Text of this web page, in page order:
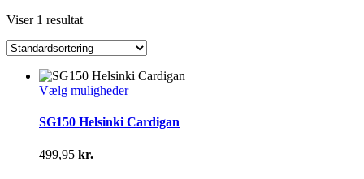
Viser 1 resultat
Vælg mulighederDette
har
SG150 Helsinki Cardigan
499,95 kr.